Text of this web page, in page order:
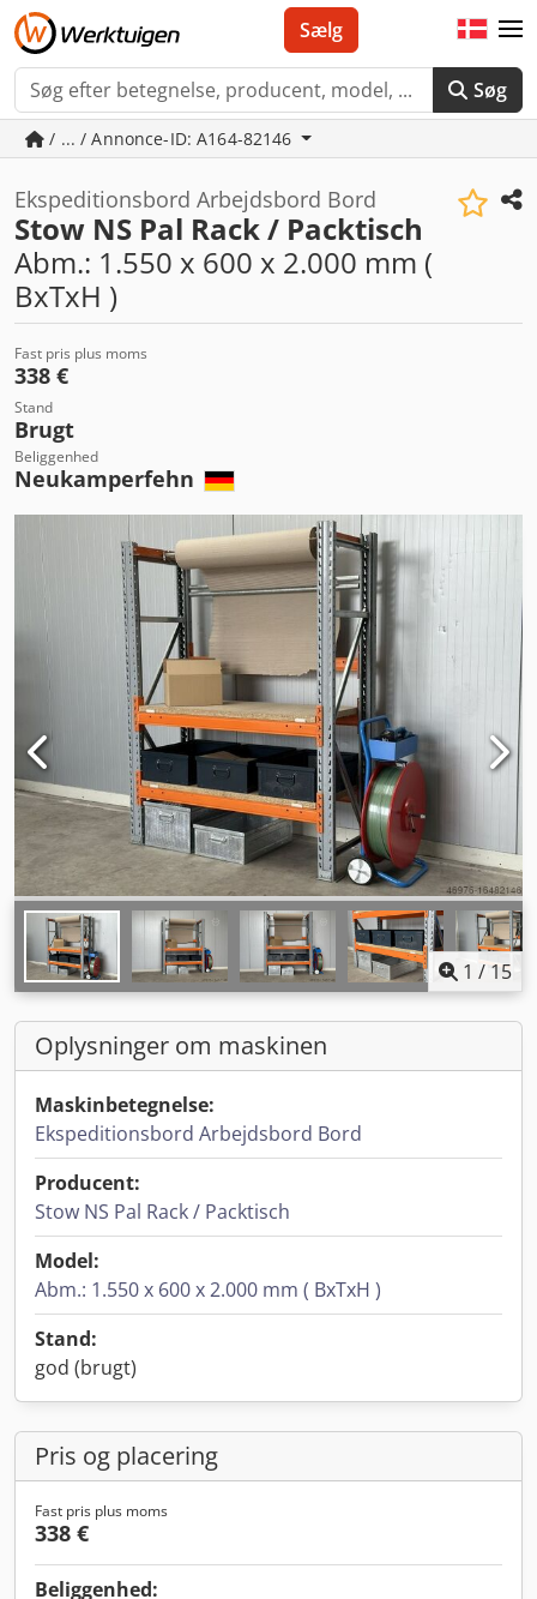
Søg
Sælg
/ ... / Annonce-ID: A164-82146
Ekspeditionsbord Arbejdsbord Bord
Stow NS Pal Rack / Packtisch
Abm.: 1.550 x 600 x 2.000 mm (
BxTxH )
Fast pris plus moms
338 €
Stand
Brugt
Beliggenhed
Neukamperfehn
1 / 15
Oplysninger om maskinen
Maskinbetegnelse:
Ekspeditionsbord Arbejdsbord Bord
Producent:
Stow NS Pal Rack / Packtisch
Model:
Abm.: 1.550 x 600 x 2.000 mm ( BxTxH )
Stand:
god (brugt)
Pris og placering
Fast pris plus moms
338 €
Beliggenhed: